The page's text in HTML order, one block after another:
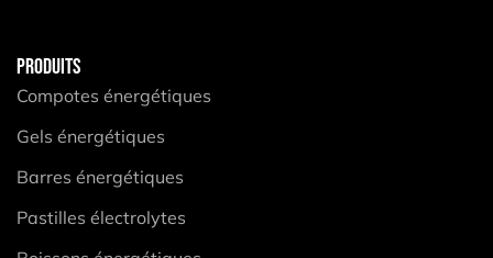
PRODUITS
Compotes énergétiques
Gels énergétiques
Barres énergétiques
Pastilles électrolytes